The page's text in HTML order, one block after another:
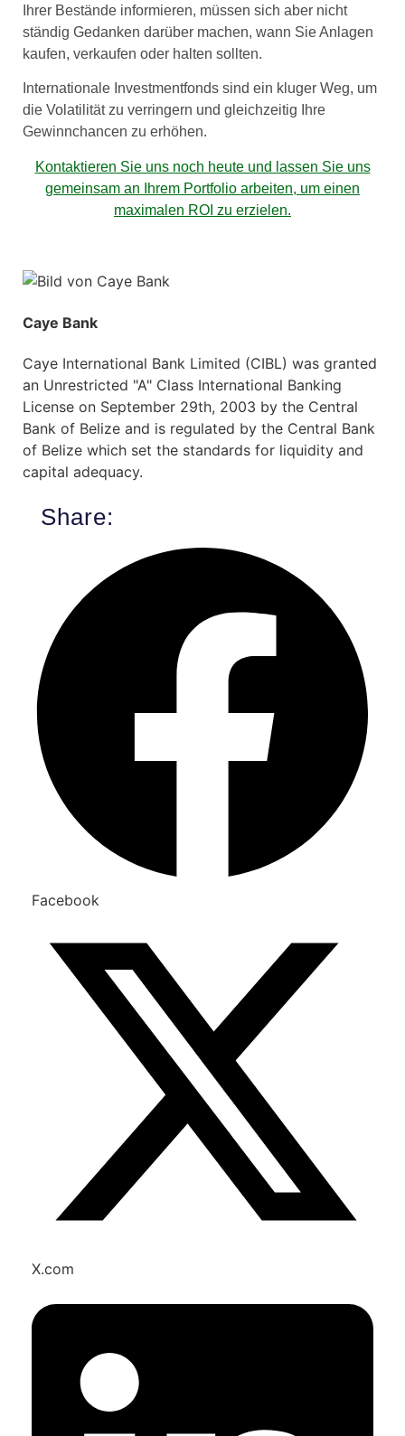
Ihrer Bestände informieren, müssen sich aber nicht
ständig Gedanken darüber machen, wann Sie Anlagen
kaufen, verkaufen oder halten sollten.
Internationale Investmentfonds sind ein kluger Weg, um
die Volatilität zu verringern und gleichzeitig Ihre
Gewinnchancen zu erhöhen.
Kontaktieren Sie uns noch heute und lassen Sie uns
gemeinsam an Ihrem Portfolio arbeiten, um einen
maximalen ROI zu erzielen.
Caye Bank
Caye International Bank Limited (CIBL) was granted
an Unrestricted "A" Class International Banking
License on September 29th, 2003 by the Central
Bank of Belize and is regulated by the Central Bank
of Belize which set the standards for liquidity and
capital adequacy.
Share:
Facebook
X.com